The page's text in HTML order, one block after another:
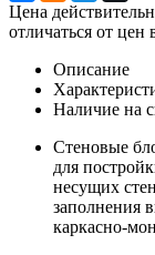
Цена
отличаться от
Описание
Наличие на
Стеновые
для
несущих
заполнения
каркасно-